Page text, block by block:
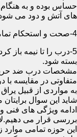
حساس بوده و به
های آتش و دود می
4-صحت و استحکام تمامی لولاهای درب بررسی شود.
5-درب را تا نیمه باز
بسته شود.
مشخصات درب ضد
متفاوتی در مقایسه
به مواردی از قبیل
شاید این سوال
ادامه ویژگی های فنی
بررسی قرار می
این حوزه تمامی موارد